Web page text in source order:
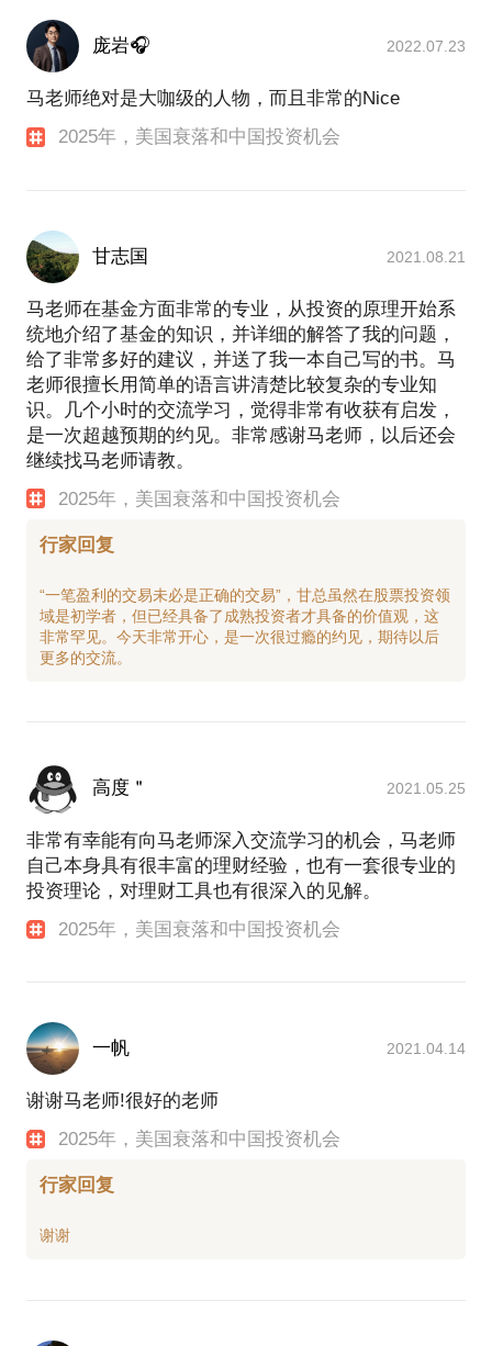
庞岩🎧 2022.07.23
马老师绝对是大咖级的人物，而且非常的Nice
2025年，美国衰落和中国投资机会
甘志国 2021.08.21
马老师在基金方面非常的专业，从投资的原理开始系
统地介绍了基金的知识，并详细的解答了我的问题，
给了非常多好的建议，并送了我一本自己写的书。马
老师很擅长用简单的语言讲清楚比较复杂的专业知
识。几个小时的交流学习，觉得非常有收获有启发，
是一次超越预期的约见。非常感谢马老师，以后还会
继续找马老师请教。
2025年，美国衰落和中国投资机会
行家回复
“一笔盈利的交易未必是正确的交易”，甘总虽然在股票投资领
域是初学者，但已经具备了成熟投资者才具备的价值观，这
非常罕见。今天非常开心，是一次很过瘾的约见，期待以后
高度＂ 2021.05.25
非常有幸能有向马老师深入交流学习的机会，马老师
自己本身具有很丰富的理财经验，也有一套很专业的
投资理论，对理财工具也有很深入的见解。
2025年，美国衰落和中国投资机会
一帆 2021.04.14
谢谢马老师!很好的老师
2025年，美国衰落和中国投资机会
行家回复